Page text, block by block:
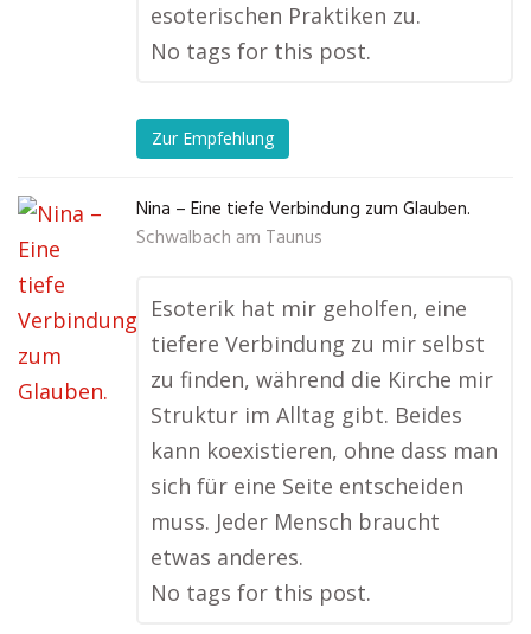
esoterischen Praktiken zu.
No tags for this post.
Zur Empfehlung
Nina – Eine tiefe Verbindung zum Glauben.
Schwalbach am Taunus
Esoterik hat mir geholfen, eine
tiefere Verbindung zu mir selbst
zu finden, während die Kirche mir
Struktur im Alltag gibt. Beides
kann koexistieren, ohne dass man
sich für eine Seite entscheiden
muss. Jeder Mensch braucht
etwas anderes.
No tags for this post.